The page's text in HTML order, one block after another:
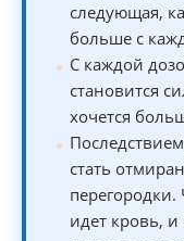
следующая,
больше с
С каждой
становится
хочется
стать
перегородки.
идет кровь, и